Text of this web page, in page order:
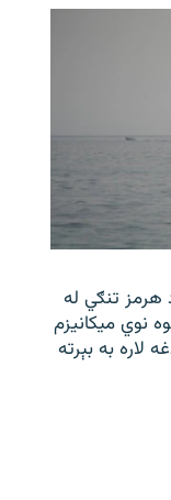
هرمز تنګي له
نوي میکانیزم
لاره به بېرته